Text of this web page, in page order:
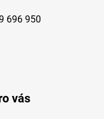
696 950
vás